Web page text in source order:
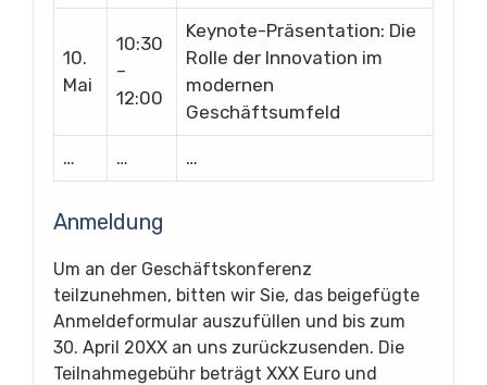
10.
Mai
10:30
–
12:00
Keynote-Präsentation: Die
Rolle der Innovation im
modernen
Geschäftsumfeld
… … …
Anmeldung
Um an der Geschäftskonferenz
teilzunehmen, bitten wir Sie, das beigefügte
Anmeldeformular auszufüllen und bis zum
30. April 20XX an uns zurückzusenden. Die
Teilnahmegebühr beträgt XXX Euro und